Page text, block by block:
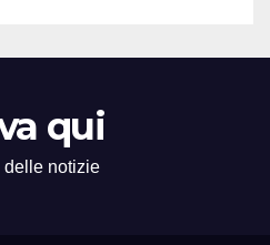
qui
delle notizie